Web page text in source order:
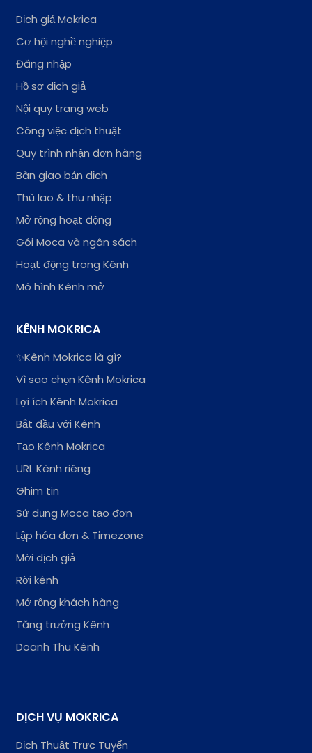
Dịch giả Mokrica
Cơ hội nghề nghiệp
Đăng nhập
Hồ sơ dịch giả
Nội quy trang web
Công việc dịch thuật
Quy trình nhận đơn hàng
Bàn giao bản dịch
Thù lao & thu nhập
Mở rộng hoạt động
Gói Moca và ngân sách
Hoạt động trong Kênh
Mô hình Kênh mở
KÊNH MOKRICA
✨Kênh Mokrica là gì?
Vì sao chọn Kênh Mokrica
Lợi ích Kênh Mokrica
Bắt đầu với Kênh
Tạo Kênh Mokrica
URL Kênh riêng
Ghim tin
Sử dụng Moca tạo đơn
Lập hóa đơn & Timezone
Mời dịch giả
Rời kênh
Mở rộng khách hàng
Tăng trưởng Kênh
Doanh Thu Kênh
DỊCH VỤ MOKRICA
Dịch Thuật Trực Tuyến